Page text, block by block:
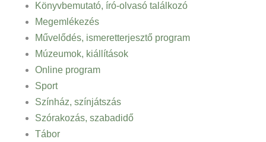
Könyvbemutató, író-olvasó találkozó
Megemlékezés
Művelődés, ismeretterjesztő program
Múzeumok, kiállítások
Online program
Sport
Színház, színjátszás
Szórakozás, szabadidő
Tábor